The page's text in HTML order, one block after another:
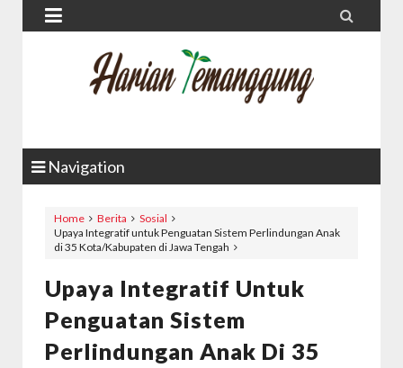
 
Navigation
Home Berita
Sosial
Upaya Integratif untuk Penguatan Sistem Perlindungan Anak
di 35 Kota/Kabupaten di Jawa Tengah
Upaya Integratif Untuk
Penguatan Sistem
Perlindungan Anak Di 35